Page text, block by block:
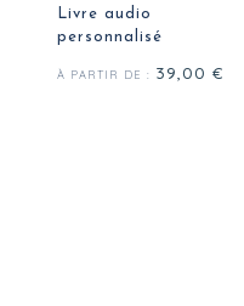
Livre audio
personnalisé
À PARTIR DE : 39,00 €